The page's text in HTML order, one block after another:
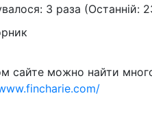
3 раза (Останній:
сайте можно найти